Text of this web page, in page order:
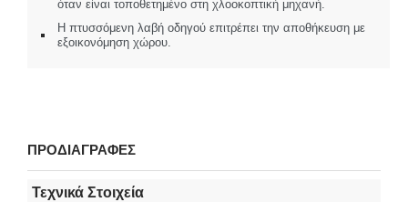
όταν είναι τοποθετημένο στη χλοοκοπτική μηχανή.
Η πτυσσόμενη λαβή οδηγού επιτρέπει την αποθήκευση με
εξοικονόμηση χώρου.
ΠΡΟΔΙΑΓΡΑΦΕΣ
Τεχνικά Στοιχεία